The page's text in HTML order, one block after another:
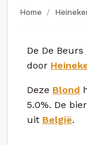
Home
De De
door
Deze Blond
5.0%. De
uit België.